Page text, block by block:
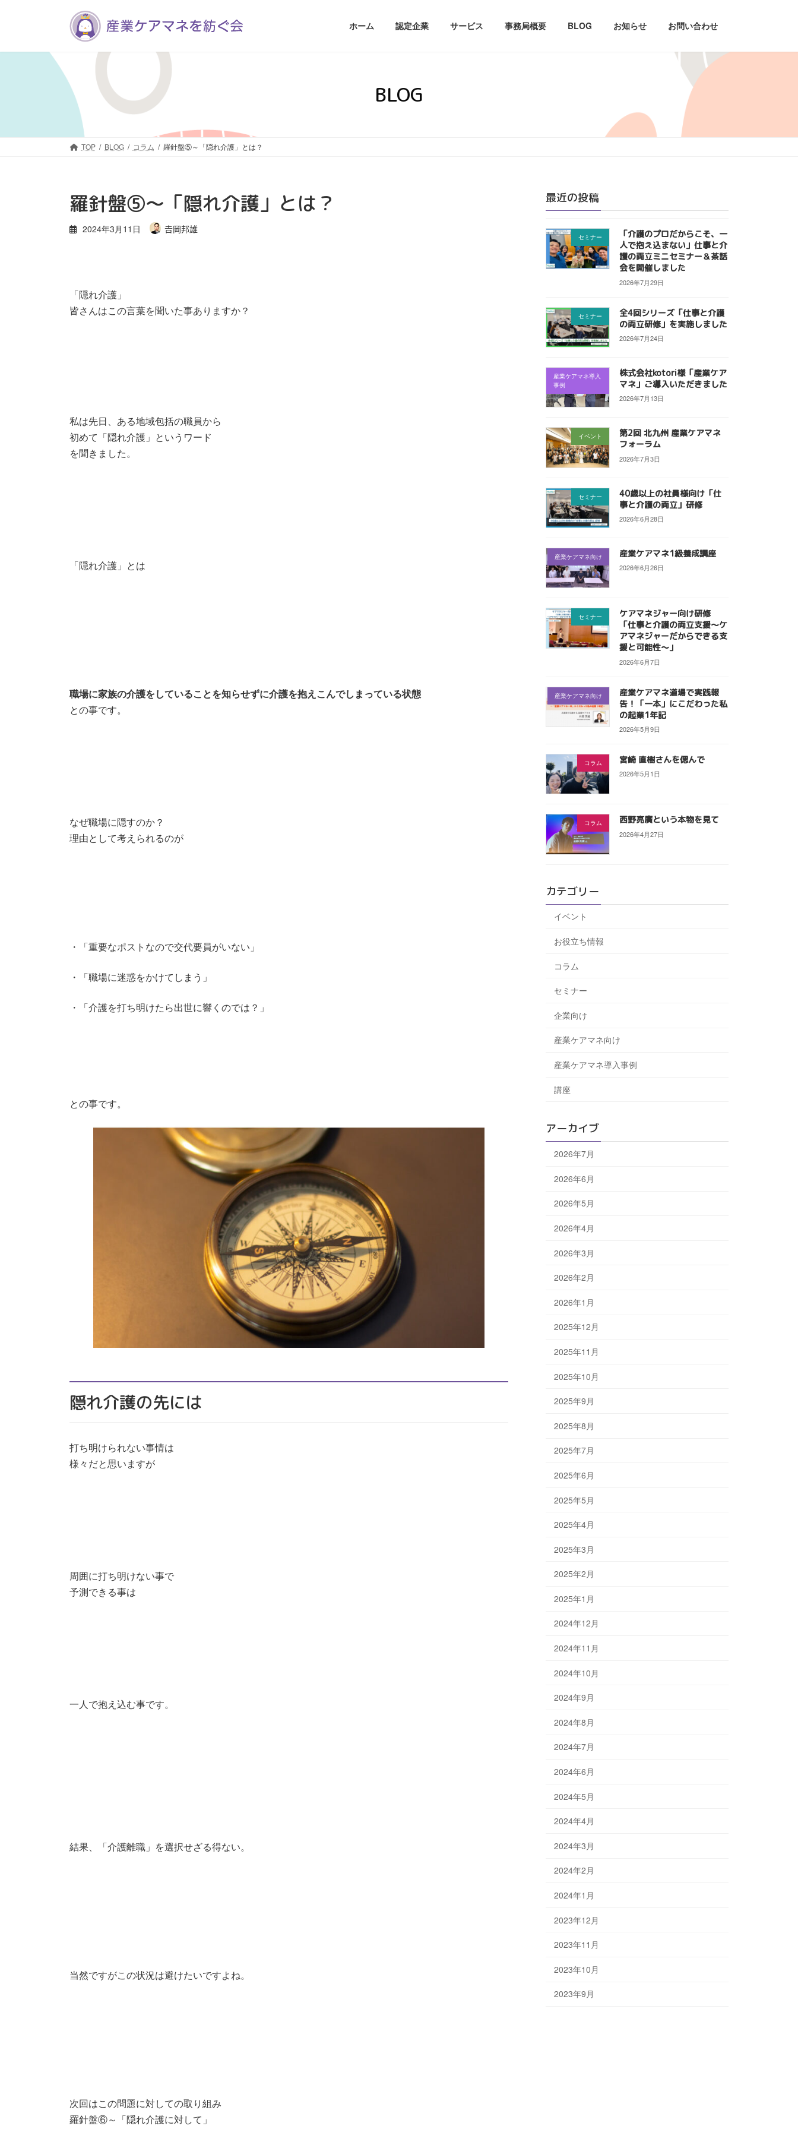
ン
プ
ー
動
ホーム 認定企業 サービス 事務局概要 BLOG お知らせ お問い合わせ
BLOG
TOP BLOG コラム 羅針盤⑤～「隠れ介護」とは？
羅針盤⑤～「隠れ介護」とは？
2024年3月11日 𠮷岡邦雄
「隠れ介護」
皆さんはこの言葉を聞いた事ありますか？
私は先日、ある地域包括の職員から
初めて「隠れ介護」というワード
を聞きました。
「隠れ介護」とは
職場に家族の介護をしていることを知らせずに介護を抱えこんでしまっている状態
との事です。
なぜ職場に隠すのか？
理由として考えられるのが
・「重要なポストなので交代要員がいない」
・「職場に迷惑をかけてしまう」
・「介護を打ち明けたら出世に響くのでは？」
との事です。
隠れ介護の先には
打ち明けられない事情は
様々だと思いますが
周囲に打ち明けない事で
予測できる事は
一人で抱え込む事です。
結果、「介護離職」を選択せざる得ない。
当然ですがこの状況は避けたいですよね。
次回はこの問題に対しての取り組み
羅針盤⑥～「隠れ介護に対して」
最近の投稿
セミナー
「介護のプロだからこそ、一
人で抱え込まない」仕事と介
護の両立ミニセミナー＆茶話
会を開催しました
2026年7月29日
セミナー
全4回シリーズ「仕事と介護
の両立研修」を実施しました
2026年7月24日
産業ケアマネ導入
事例
株式会社kotori様「産業ケア
マネ」ご導入いただきました
2026年7月13日
イベント
第2回 北九州 産業ケアマネ
フォーラム
2026年7月3日
セミナー
40歳以上の社員様向け「仕
事と介護の両立」研修
2026年6月28日
産業ケアマネ向け 産業ケアマネ1級養成講座
2026年6月26日
セミナー
ケアマネジャー向け研修
「仕事と介護の両立支援〜ケ
アマネジャーだからできる支
援と可能性〜」
2026年6月7日
産業ケアマネ向け
産業ケアマネ道場で実践報
告！「一本」にこだわった私
の起業1年記
2026年5月9日
コラム 宮崎 直樹さんを偲んで
2026年5月1日
コラム 西野亮廣という本物を見て
2026年4月27日
カテゴリー
イベント
お役立ち情報
コラム
セミナー
企業向け
産業ケアマネ向け
産業ケアマネ導入事例
講座
アーカイブ
2026年7月
2026年6月
2026年5月
2026年4月
2026年3月
2026年2月
2026年1月
2025年12月
2025年11月
2025年10月
2025年9月
2025年8月
2025年7月
2025年6月
2025年5月
2025年4月
2025年3月
2025年2月
2025年1月
2024年12月
2024年11月
2024年10月
2024年9月
2024年8月
2024年7月
2024年6月
2024年5月
2024年4月
2024年3月
2024年2月
2024年1月
2023年12月
2023年11月
2023年10月
2023年9月